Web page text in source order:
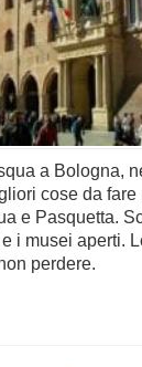
a Bologna,
cose da
e Pasquetta.
i musei aperti.
perdere.